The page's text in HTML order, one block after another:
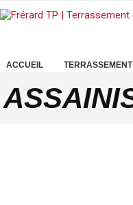
ACCUEIL TERRASSEMENT